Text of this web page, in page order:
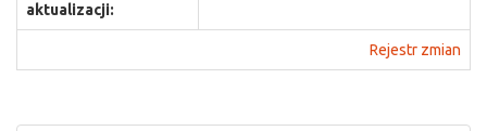
aktualizacji:
Rejestr zmian